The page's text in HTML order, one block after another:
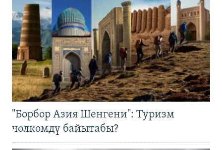
"Борбор Азия Шенгени": Туризм
чөлкөмдү байытабы?